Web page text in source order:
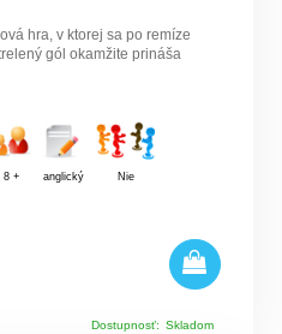
hra, v ktorej sa po remíze
gól okamžite prináša
8 + anglický Nie
Dostupnosť: Skladom